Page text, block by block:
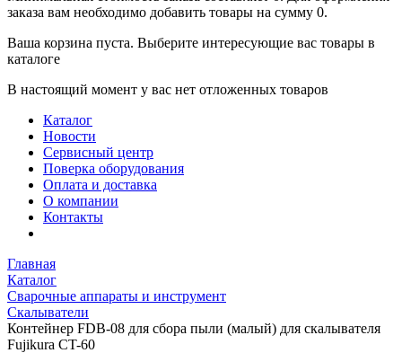
заказа вам необходимо добавить товары на сумму 0.
Ваша корзина пуста. Выберите интересующие вас товары в
каталоге
В настоящий момент у вас нет отложенных товаров
Каталог
Новости
Сервисный центр
Поверка оборудования
Оплата и доставка
О компании
Контакты
Главная
Каталог
Сварочные аппараты и инструмент
Скалыватели
Контейнер FDB-08 для сбора пыли (малый) для скалывателя
Fujikura CT-60